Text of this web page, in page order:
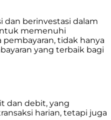
dan berinvestasi dalam
memenuhi
tidak hanya
yang terbaik bagi
dan debit, yang
harian, tetapi juga